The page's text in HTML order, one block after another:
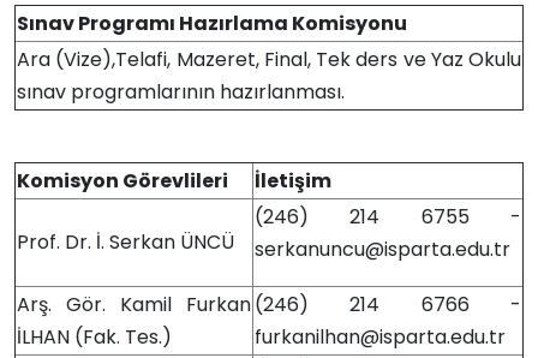
Sınav Programı Hazırlama Komisyonu
Ara (Vize),Telafi, Mazeret, Final, Tek ders ve Yaz Okulu
sınav programlarının hazırlanması.
Komisyon Görevlileri İletişim
Prof. Dr. İ. Serkan ÜNCÜ
(246) 214 6755 -
serkanuncu@isparta.edu.tr
Arş. Gör. Kamil Furkan
İLHAN (Fak. Tes.)
(246) 214 6766 -
furkanilhan@isparta.edu.tr